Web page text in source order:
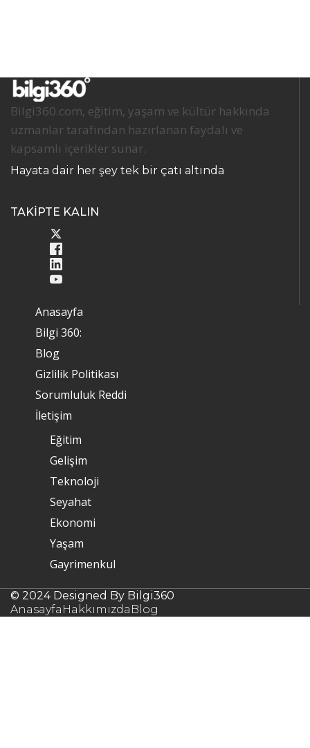
Bilgi360.com, eğitim, yaşam ve kültür hakkında
uzmanlar tarafından hazırlanan faydalı ve
kapsamlı içerikler sunar.
Hayata dair her şey tek bir çatı altında
TAKİPTE KALIN
Anasayfa
Bilgi 360:
Blog
Gizlilik Politikası
Sorumluluk Reddi
İletişim
Eğitim
Gelişim
Teknoloji
Seyahat
Ekonomi
Yaşam
Gayrimenkul
© 2024 Designed By Bilgi360
Anasayfa Hakkımızda Blog